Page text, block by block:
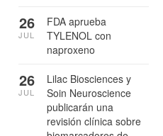
FDA aprueba
TYLENOL con
naproxeno
26
JUL
Lilac Biosciences y
Soin Neuroscience
publicarán una
revisión clínica sobre
26
JUL